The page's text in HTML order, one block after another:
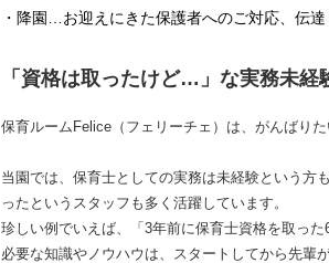
・降園…お迎えにきた保護者へのご対応、伝達
「資格は取ったけど…」な実務未経
保育ルームFelice（フェリーチェ）は、がんばり
当園では、保育士としての実務は未経験という方
ったというスタッフも多く活躍しています。
珍しい例でいえば、「3年前に保育士資格を取っ
必要な知識やノウハウは、スタートしてから先輩